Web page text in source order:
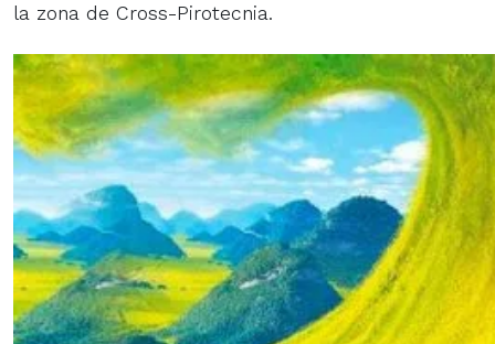
la zona de Cross-Pirotecnia.